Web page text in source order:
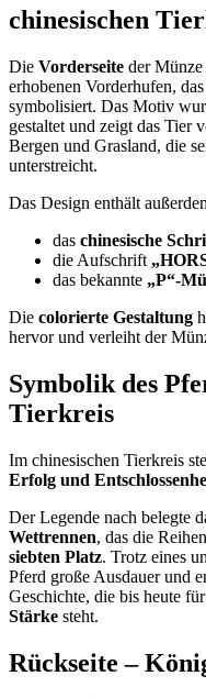
chinesischen
Die Vorderseite der Münze
erhobenen Vorderhufen,
symbolisiert. Das Motiv
gestaltet und zeigt das Tier
Bergen und Grasland, die
unterstreicht.
Das Design enthält
das chinesische
die Aufschrift
das bekannte „P“-
Die colorierte Gestaltung
hervor und verleiht der
Symbolik des
Tierkreis
Im chinesischen Tierkreis
Erfolg und
Der Legende nach belegte
Wettrennen, das die
siebten Platz. Trotz eines
Pferd große Ausdauer und
Geschichte, die bis heute für
Stärke steht.
Rückseite –